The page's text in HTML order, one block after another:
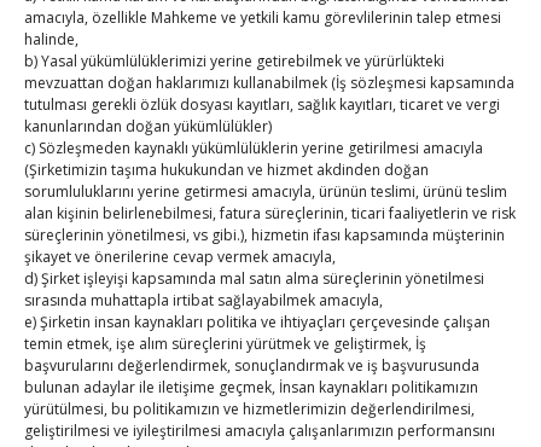
amacıyla, özellikle Mahkeme ve yetkili kamu görevlilerinin talep etmesi
halinde,
b) Yasal yükümlülüklerimizi yerine getirebilmek ve yürürlükteki
mevzuattan doğan haklarımızı kullanabilmek (İş sözleşmesi kapsamında
tutulması gerekli özlük dosyası kayıtları, sağlık kayıtları, ticaret ve vergi
kanunlarından doğan yükümlülükler)
c) Sözleşmeden kaynaklı yükümlülüklerin yerine getirilmesi amacıyla
(Şirketimizin taşıma hukukundan ve hizmet akdinden doğan
sorumluluklarını yerine getirmesi amacıyla, ürünün teslimi, ürünü teslim
alan kişinin belirlenebilmesi, fatura süreçlerinin, ticari faaliyetlerin ve risk
süreçlerinin yönetilmesi, vs gibi.), hizmetin ifası kapsamında müşterinin
şikayet ve önerilerine cevap vermek amacıyla,
d) Şirket işleyişi kapsamında mal satın alma süreçlerinin yönetilmesi
sırasında muhattapla irtibat sağlayabilmek amacıyla,
e) Şirketin insan kaynakları politika ve ihtiyaçları çerçevesinde çalışan
temin etmek, işe alım süreçlerini yürütmek ve geliştirmek, İş
başvurularını değerlendirmek, sonuçlandırmak ve iş başvurusunda
bulunan adaylar ile iletişime geçmek, İnsan kaynakları politikamızın
yürütülmesi, bu politikamızın ve hizmetlerimizin değerlendirilmesi,
geliştirilmesi ve iyileştirilmesi amacıyla çalışanlarımızın performansını
10
11 12 13 14 15
16
17
24
25 26 27 28 29
30
31
« Tem
E-BÜLTEN
Kasaba Ekonomi Dergisi
TOBB HABER
TUTSO İktisadi Durum Raporu